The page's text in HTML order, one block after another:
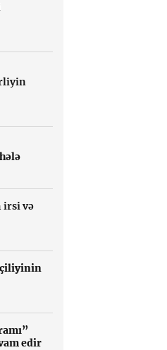
irsi və
edir